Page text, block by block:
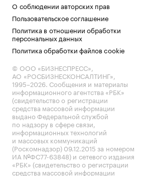
О соблюдении авторских прав
Пользовательское соглашение
Политика в отношении обработки
персональных данных
Политика обработки файлов cookie
© ООО «БИЗНЕСПРЕСС»,
АО «РОСБИЗНЕСКОНСАЛТИНГ»,
1995–2026. Сообщения и материалы
информационного агентства «РБК»
(свидетельство о регистрации
средства массовой информации
выдано Федеральной службой
по надзору в сфере связи,
информационных технологий
и массовых коммуникаций
(Роскомнадзор) 09.12.2015 за номером
ИА №ФС77-63848) и сетевого издания
«РБК» (свидетельство о регистрации
средства массовой информации